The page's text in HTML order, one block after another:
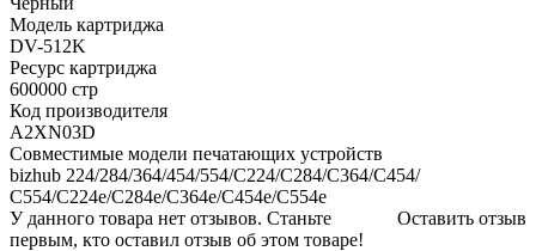
Модель картриджа
DV-512K
Ресурс картриджа
600000 стр
Код производителя
A2XN03D
Совместимые модели печатающих устройств
bizhub 224/284/364/454/554/C224/C284/C364/C454/
C554/C224e/C284e/C364e/C454e/C554e
Оставить отзыв
У данного товара нет отзывов. Станьте
первым, кто оставил отзыв об этом товаре!